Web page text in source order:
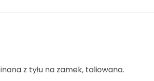
z tyłu na zamek, taliowana.